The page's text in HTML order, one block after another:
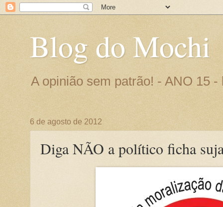
Blog do Mochi
A opinião sem patrão! - ANO 15
6 de agosto de 2012
Diga NÃO a político ficha